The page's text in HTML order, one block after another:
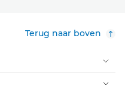
Terug naar boven